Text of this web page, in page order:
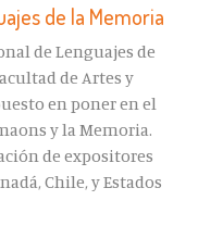
de la Memoria
de Lenguajes de
de Artes y
en poner en el
y la Memoria.
de expositores
Chile, y Estados